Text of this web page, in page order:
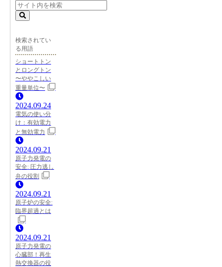
検索されてい
る用語
ショートトン
とロングトン
〜ややこしい
重量単位〜
2024.09.24
電気の使い分
け：有効電力
と無効電力
2024.09.21
原子力発電の
安全: 圧力逃し
弁の役割
2024.09.21
原子炉の安全:
臨界超過とは
2024.09.21
原子力発電の
心臓部！再生
熱交換器の役